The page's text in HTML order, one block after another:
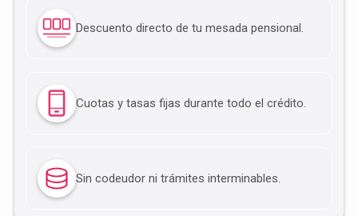
Descuento directo de tu mesada pensional.
Cuotas y tasas fijas durante todo el crédito.
Sin codeudor ni trámites interminables.